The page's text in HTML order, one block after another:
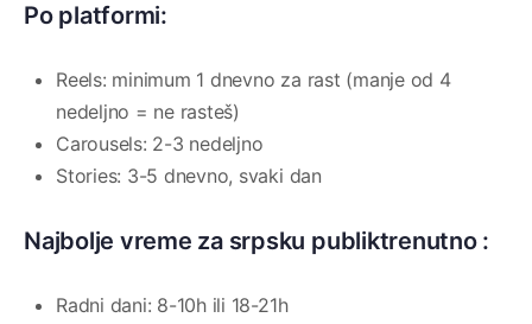
Po platformi:
Reels: minimum 1 dnevno za rast (manje od 4
nedeljno = ne rasteš)
Carousels: 2-3 nedeljno
Stories: 3-5 dnevno, svaki dan
Najbolje vreme za srpsku publiktrenutno :
Radni dani: 8-10h ili 18-21h